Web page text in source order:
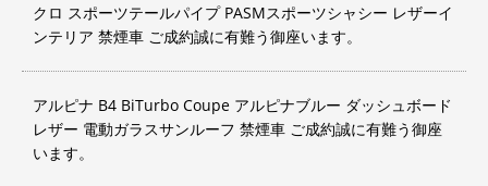
クロ スポーツテールパイプ PASMスポーツシャシー レザーイ
ンテリア 禁煙車 ご成約誠に有難う御座います。
アルピナ B4 BiTurbo Coupe アルピナブルー ダッシュボード
レザー 電動ガラスサンルーフ 禁煙車 ご成約誠に有難う御座
います。